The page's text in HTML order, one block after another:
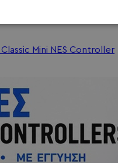
Mini NES Controller